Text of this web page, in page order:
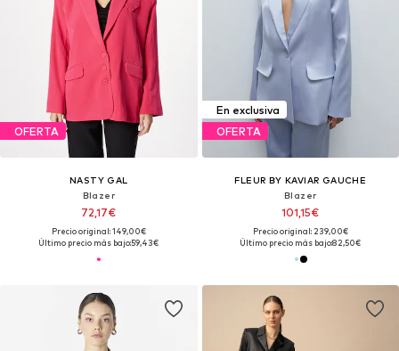
OFERTA
NASTY GAL
Blazer
72,17€
Precio original: 149,00€
Último precio más bajo:59,43€
En exclusiva
OFERTA
FLEUR BY KAVIAR GAUCHE
Blazer
101,15€
Precio original: 239,00€
Último precio más bajo:82,50€